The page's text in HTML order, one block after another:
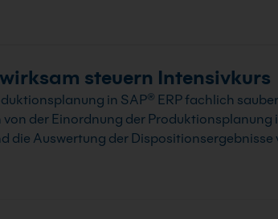
steuern Intensivkurs
in SAP® ERP fachlich
der Einordnung der Produktionsplanung
die Auswertung der Dispositionsergebnisse